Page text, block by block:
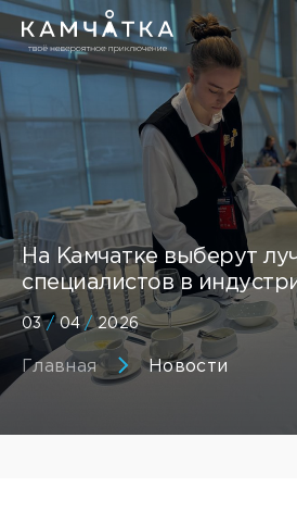
На Камчатке выберут
специалистов в
03/04/2026
Главная Новости